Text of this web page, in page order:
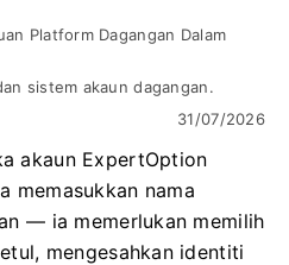
Platform Dagangan Dalam
sistem akaun dagangan.
31/07/2026
akaun ExpertOption
memasukkan nama
— ia memerlukan memilih
mengesahkan identiti